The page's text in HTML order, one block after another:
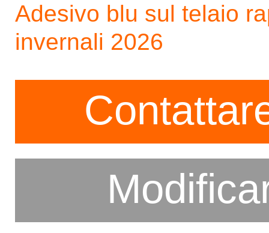
Adesivo blu sul telaio
invernali 2026